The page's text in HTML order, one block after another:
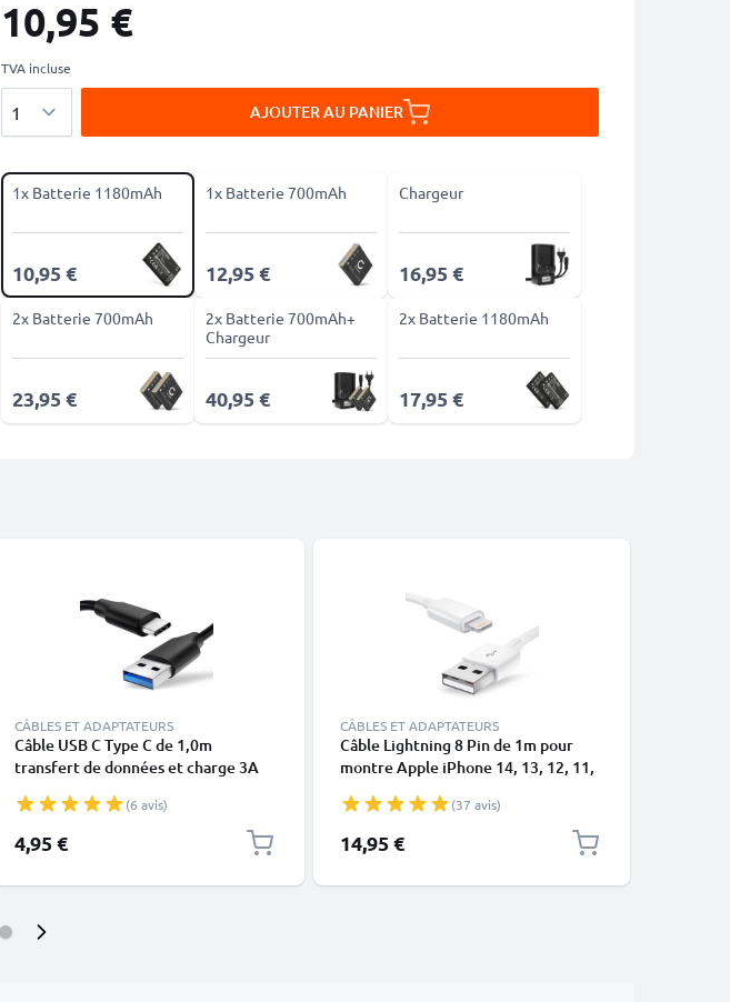
10,95 €
TVA incluse
AJOUTER AU PANIER
1x Batterie 1180mAh
10,95 €
1x Batterie 700mAh
12,95 €
Chargeur
16,95 €
2x Batterie 700mAh
23,95 €
2x Batterie 700mAh+
Chargeur
40,95 €
2x Batterie 1180mAh
17,95 €
CÂBLES ET ADAPTATEURS
Câble USB C Type C de 1,0m
transfert de données et charge 3A
(6 avis)
4,95 €
CÂBLES ET ADAPTATEURS
Câble Lightning 8 Pin de 1m pour
montre Apple iPhone 14, 13, 12, 11,
blanc en
(37 avis)
14,95 €